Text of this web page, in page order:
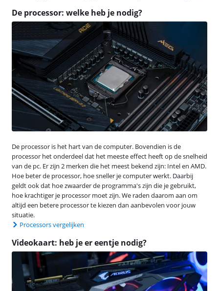
De processor: welke heb je nodig?
De processor is het hart van de computer. Bovendien is de
processor het onderdeel dat het meeste effect heeft op de snelheid
van de pc. Er zijn 2 merken die het meest bekend zijn: Intel en AMD.
Hoe beter de processor, hoe sneller je computer werkt. Daarbij
geldt ook dat hoe zwaarder de programma's zijn die je gebruikt,
hoe krachtiger je processor moet zijn. We raden daarom aan om
altijd een betere processor te kiezen dan aanbevolen voor jouw
situatie.
Processors vergelijken
Videokaart: heb je er eentje nodig?